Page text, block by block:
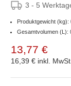
3 - 5
Produktgewicht (kg):
Gesamtvolumen (L):
13,77 €
16,39 € inkl. MwSt.